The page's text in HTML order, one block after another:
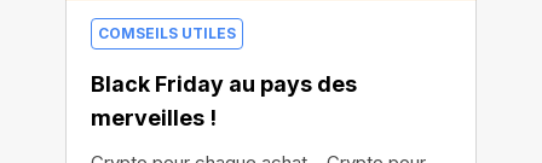
COMSEILS UTILES
Black Friday au pays des
merveilles !